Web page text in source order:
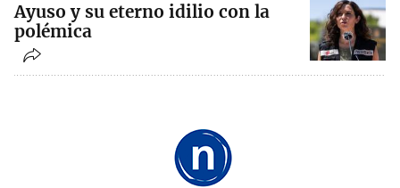
Ayuso y su eterno idilio con la
polémica